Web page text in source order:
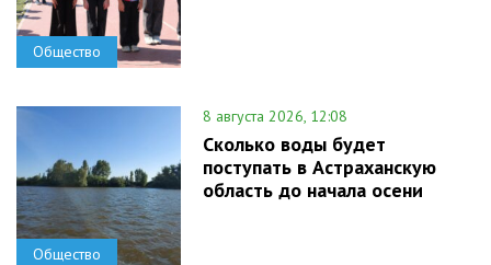
Общество
Общество
8 августа 2026, 12:08
Сколько воды будет
поступать в Астраханскую
область до начала осени